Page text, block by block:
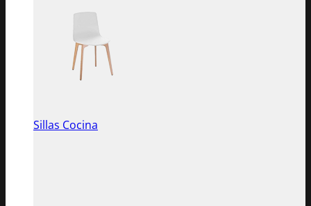
Sillas Cocina